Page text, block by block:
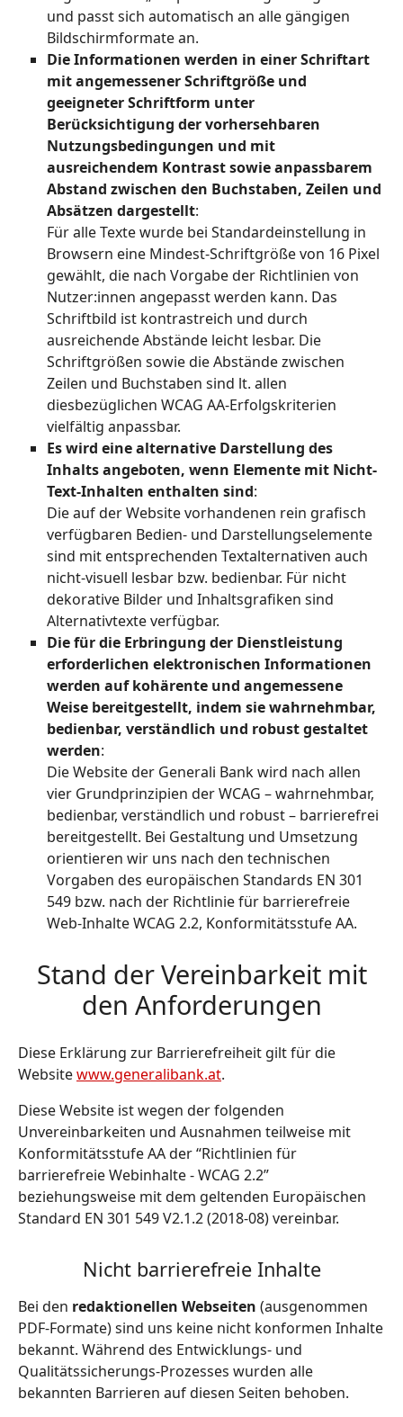
und passt sich automatisch an alle gängigen
Bildschirmformate an.
Die Informationen werden in einer Schriftart
mit angemessener Schriftgröße und
geeigneter Schriftform unter
Berücksichtigung der vorhersehbaren
Nutzungsbedingungen und mit
ausreichendem Kontrast sowie anpassbarem
Abstand zwischen den Buchstaben, Zeilen und
Absätzen dargestellt:
Für alle Texte wurde bei Standardeinstellung in
Browsern eine Mindest-Schriftgröße von 16 Pixel
gewählt, die nach Vorgabe der Richtlinien von
Nutzer:innen angepasst werden kann. Das
Schriftbild ist kontrastreich und durch
ausreichende Abstände leicht lesbar. Die
Schriftgrößen sowie die Abstände zwischen
Zeilen und Buchstaben sind lt. allen
diesbezüglichen WCAG AA-Erfolgskriterien
vielfältig anpassbar.
Es wird eine alternative Darstellung des
Inhalts angeboten, wenn Elemente mit Nicht-
Text-Inhalten enthalten sind:
Die auf der Website vorhandenen rein grafisch
verfügbaren Bedien- und Darstellungselemente
sind mit entsprechenden Textalternativen auch
nicht-visuell lesbar bzw. bedienbar. Für nicht
dekorative Bilder und Inhaltsgrafiken sind
Alternativtexte verfügbar.
Die für die Erbringung der Dienstleistung
erforderlichen elektronischen Informationen
werden auf kohärente und angemessene
Weise bereitgestellt, indem sie wahrnehmbar,
bedienbar, verständlich und robust gestaltet
werden:
Die Website der Generali Bank wird nach allen
vier Grundprinzipien der WCAG – wahrnehmbar,
bedienbar, verständlich und robust – barrierefrei
bereitgestellt. Bei Gestaltung und Umsetzung
orientieren wir uns nach den technischen
Vorgaben des europäischen Standards EN 301
549 bzw. nach der Richtlinie für barrierefreie
Web-Inhalte WCAG 2.2, Konformitätsstufe AA.
Stand der Vereinbarkeit mit
den Anforderungen
Diese Erklärung zur Barrierefreiheit gilt für die
Websitewww.generalibank.at.
Diese Website ist wegen der folgenden
Unvereinbarkeiten und Ausnahmen teilweise mit
Konformitätsstufe AA der “Richtlinien für
barrierefreie Webinhalte - WCAG 2.2”
beziehungsweise mit dem geltenden Europäischen
Standard EN 301 549 V2.1.2 (2018-08) vereinbar.
Nicht barrierefreie Inhalte
Bei den redaktionellen Webseiten (ausgenommen
PDF-Formate) sind uns keine nicht konformen Inhalte
bekannt. Während des Entwicklungs- und
Qualitätssicherungs-Prozesses wurden alle
bekannten Barrieren auf diesen Seiten behoben.